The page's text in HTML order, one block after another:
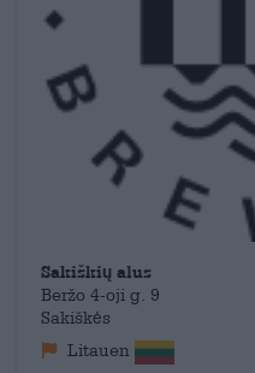
Sakiškių alus
Beržo 4-oji g. 9
Sakiškės
Litauen